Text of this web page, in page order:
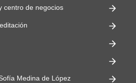
centro de negocios
Medina de López